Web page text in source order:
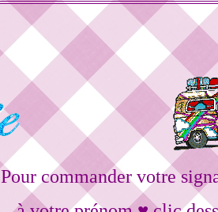
Pour commander votre